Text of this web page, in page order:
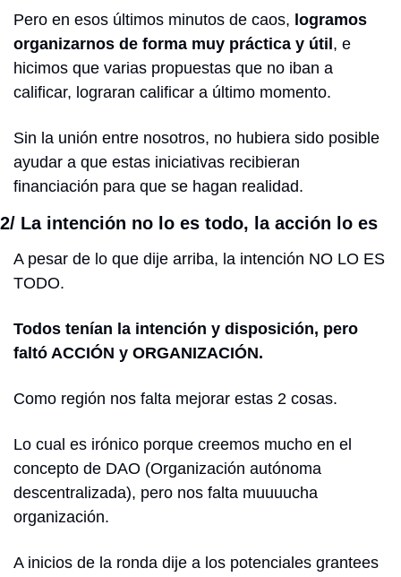
Pero en esos últimos minutos de caos, logramos
organizarnos de forma muy práctica y útil , e
hicimos que varias propuestas que no iban a
calificar, lograran calificar a último momento.
Sin la unión entre nosotros, no hubiera sido posible
ayudar a que estas iniciativas recibieran
financiación para que se hagan realidad.
2/ La intención no lo es todo, la acción lo es
A pesar de lo que dije arriba, la intención NO LO ES
TODO.
Todos tenían la intención y disposición, pero
faltó ACCIÓN y ORGANIZACIÓN.
Como región nos falta mejorar estas 2 cosas.
Lo cual es irónico porque creemos mucho en el
concepto de DAO (Organización autónoma
descentralizada), pero nos falta muuuucha
organización.
A inicios de la ronda dije a los potenciales grantees